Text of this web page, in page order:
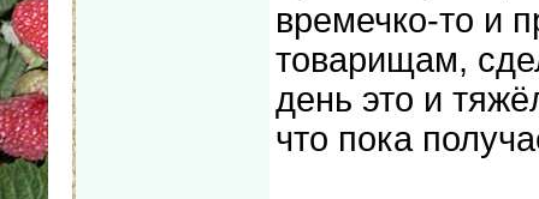
времечко-то и
товарищам,
день это и
что пока